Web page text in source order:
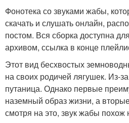
Фонотека со звуками жабы,
скачать и слушать онлайн,
постом. Вся сборка доступна
архивом, ссылка в конце
Этот вид бесхвостых
на своих родичей лягушек. Из-
путаница. Однако первые
наземный образ жизни, а
смотря на это, звук жабы похож